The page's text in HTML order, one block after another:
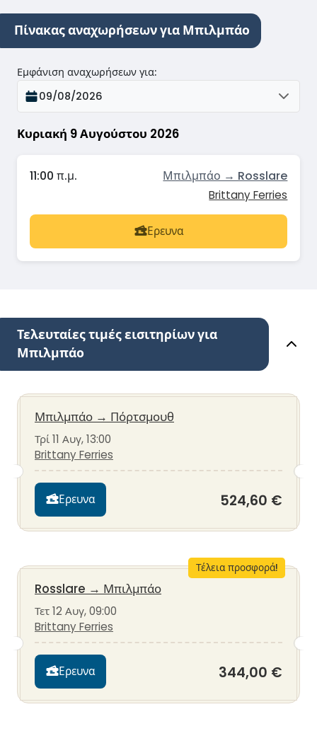
Πίνακας αναχωρήσεων για Μπιλμπάο
Κυριακή 9 Αυγούστου 2026
Εμφάνιση αναχωρήσεων για:
09/08/2026
11:00 π.μ. Μπιλμπάο → Rosslare
Brittany Ferries
Ερευνα
Τελευταίες τιμές εισιτηρίων για
Μπιλμπάο
Μπιλμπάο → Πόρτσμουθ
Τρί 11 Αυγ, 13:00
Brittany Ferries
Ερευνα 524,60 €
Τέλεια προσφορά!
Rosslare → Μπιλμπάο
Τετ 12 Αυγ, 09:00
Brittany Ferries
Ερευνα 344,00 €